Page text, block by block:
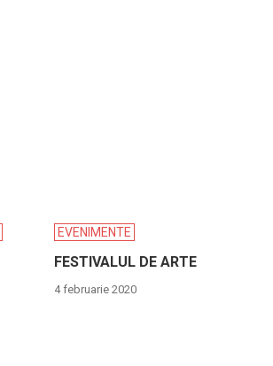
EVENIMENTE
FESTIVALUL DE ARTE
4 februarie 2020